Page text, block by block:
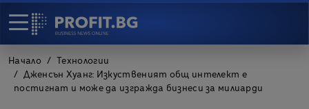
Начало
Технологии
Дженсън Хуанг: Изкуственият общ интелект е
постигнат и може да изгражда бизнеси за милиарди